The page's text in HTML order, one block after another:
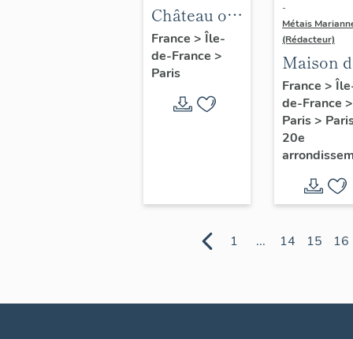
Château ou
pavillon de
Bagatelle
France > Île-
de-France >
Paris
-
Métais
(Rédacteur)
Maison
dite
Pavillon
Carré de
ou
France >
de-France >
Paris>
20e
1 ... 14 15 16